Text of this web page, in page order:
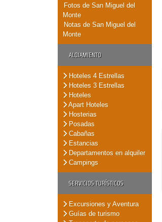
Fotos de San Miguel del
Monte
Notas de San Miguel del
Monte
ALOJAMIENTO
Hoteles 4 Estrellas
Hoteles 3 Estrellas
Hoteles
Apart Hoteles
Hosterias
Posadas
Cabañas
Estancias
Departamentos en alquiler
Campings
SERVICIOS TURÍSTICOS
Excursiones y Aventura
Guías de turismo